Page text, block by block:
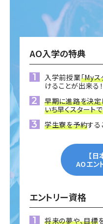
AO入学の特典
入学前授業「My
けることが出来る！
早期に進路を決定
いち早くスタートで
学生寮を予約する
【日
AOエン
エントリー資格
将来の夢や、目標